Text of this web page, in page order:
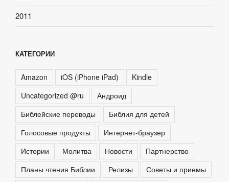
2011
КАТЕГОРИИ
Amazon iOS (iPhone iPad)
Kindle
Uncategorized @ru
Андроид
Библейские переводы
Библия для детей
Голосовые продукты
Интернет-браузер
Истории
Молитва Новости
Партнерство
Планы чтения Библии
Релизы
Советы и приемы